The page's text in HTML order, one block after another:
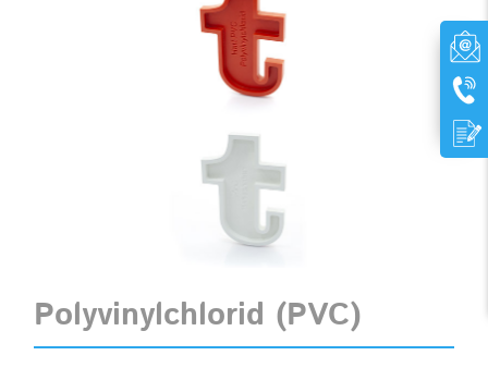
Polyvinylchlorid (PVC)